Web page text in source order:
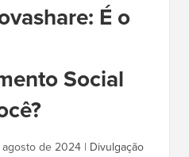
É o
Social
de 2024 | Divulgação